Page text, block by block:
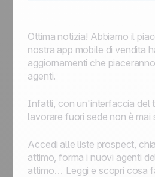
Ottima notizia! Abbiamo il
nostra app mobile di vendita
aggiornamenti che
agenti.
Infatti, con un'interfaccia del
lavorare fuori sede non è
Accedi alle liste prospect,
attimo, forma i nuovi agenti
attimo… Leggi e scopri cosa